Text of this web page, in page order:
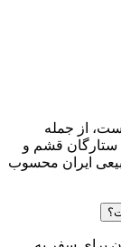
از جمله
ستارگان قشم و
ایران محسوب